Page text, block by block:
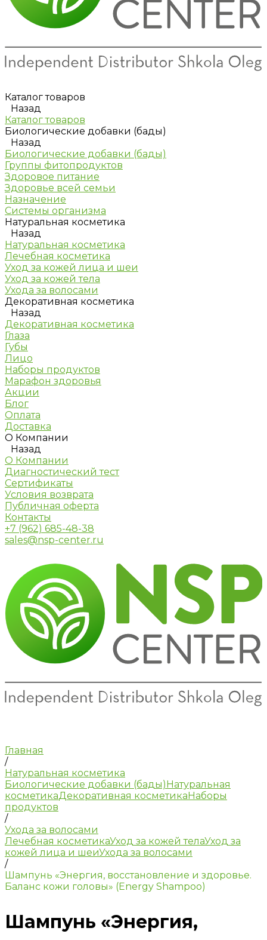
Каталог товаров
Назад
Каталог товаров
Биологические добавки (бады)
Назад
Биологические добавки (бады)
Группы фитопродуктов
Здоровое питание
Здоровье всей семьи
Назначение
Системы организма
Натуральная косметика
Назад
Натуральная косметика
Лечебная косметика
Уход за кожей лица и шеи
Уход за кожей тела
Ухода за волосами
Декоративная косметика
Назад
Декоративная косметика
Глаза
Губы
Лицо
Наборы продуктов
Марафон здоровья
Акции
Блог
Оплата
Доставка
О Компании
Назад
О Компании
Диагностический тест
Сертификаты
Условия возврата
Публичная оферта
Контакты
+7 (962) 685-48-38
sales@nsp-center.ru
Главная
/
Натуральная косметика
Биологические добавки (бады) Натуральная
косметикаДекоративная косметика Наборы
продуктов
/
Ухода за волосами
Лечебная косметикаУход за кожей телаУход за
кожей лица и шеиУхода за волосами
/
Шампунь «Энергия, восстановление и здоровье.
Баланс кожи головы» (Energy Shampoo)
Шампунь «Энергия,